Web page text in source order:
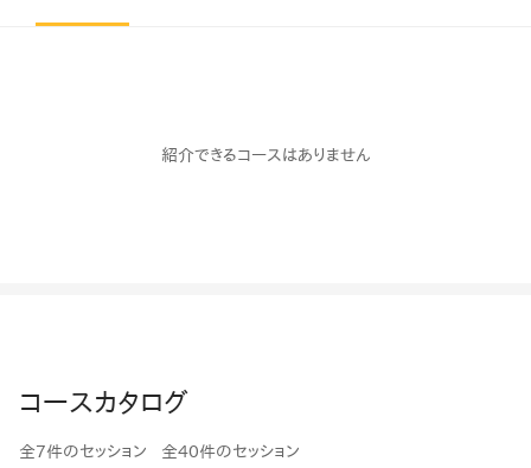
紹介できるコースはありません
コースカタログ
全7件のセッション 全40件のセッション